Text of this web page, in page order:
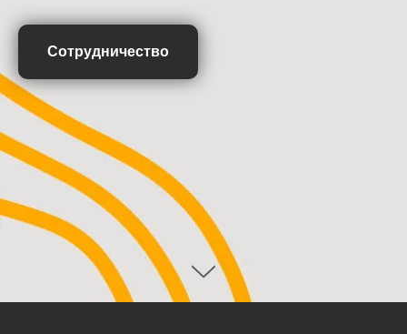
Сотрудничество